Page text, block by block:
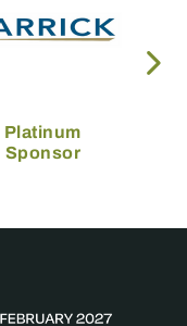
Platinum
Sponsor